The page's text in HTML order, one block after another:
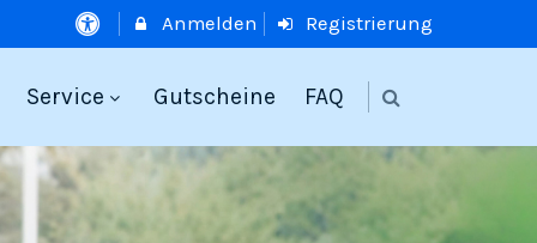
Anmelden Registrierung
Service Gutscheine FAQ